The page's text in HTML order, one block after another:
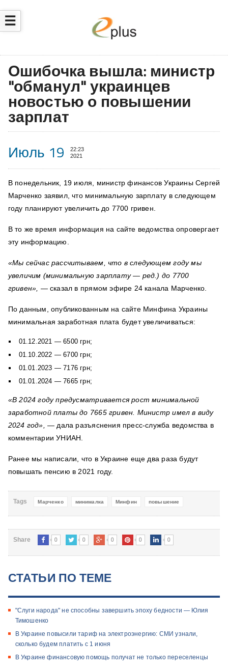
☰
Ошибочка вышла: министр
"обманул" украинцев
новостью о повышении
зарплат
Июль 19
22:23
2021
В понедельник, 19 июля, министр финансов Украины Сергей
Марченко заявил, что минимальную зарплату в следующем
году планируют увеличить до 7700 гривен.
В то же время информация на сайте ведомства опровергает
эту информацию.
«Мы сейчас рассчитываем, что в следующем году мы
увеличим (минимальную зарплату — ред.) до 7700
гривен», — сказал в прямом эфире 24 канала Марченко.
По данным, опубликованным на сайте Минфина Украины
минимальная заработная плата будет увеличиваться:
01.12.2021 — 6500 грн;
01.10.2022 — 6700 грн;
01.01.2023 — 7176 грн;
01.01.2024 — 7665 грн;
«В 2024 году предусматривается рост минимальной
заработной платы до 7665 гривен. Министр имел в виду
2024 год», — дала разъяснения пресс-служба ведомства в
комментарии УНИАН.
Ранее мы написали, что в Украине еще два раза будут
повышать пенсию в 2021 году.
Tags Марченко минималка Минфин повышение
Share 0 0 0 0 0
СТАТЬИ ПО ТЕМЕ
"Слуги народа" не способны завершить эпоху бедности — Юлия
Тимошенко
В Украине повысили тариф на электроэнергию: СМИ узнали,
сколько будем платить с 1 июня
В Украине финансовую помощь получат не только переселенцы